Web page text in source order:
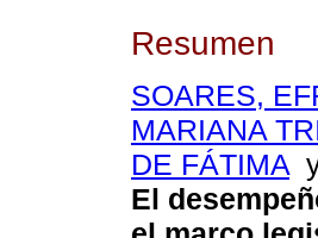
Resumen
SOARES,
MARIANA
DE FÁTIMA
El